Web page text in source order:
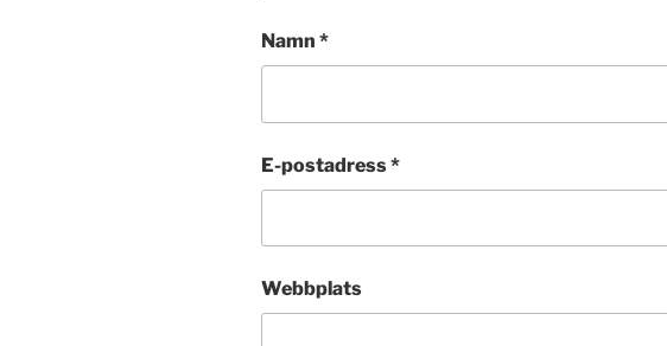
Namn *
E-postadress*
Webbplats